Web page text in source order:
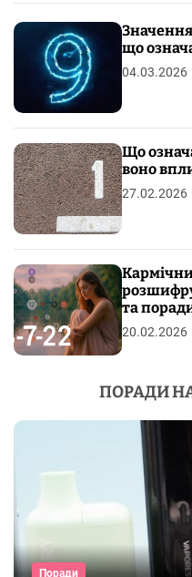
Значення
що
04.03.2026
Що
воно
27.02.2026
та
20.02.2026
ПОРАДИ
Поради